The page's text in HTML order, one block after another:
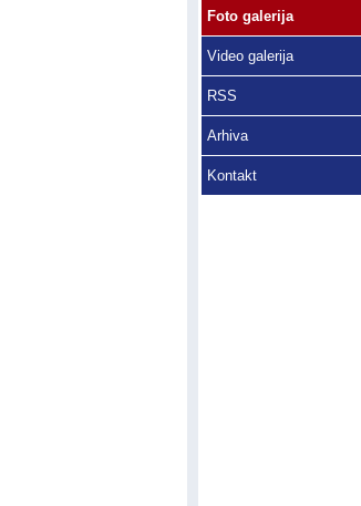
Foto galerija
Video galerija
RSS
Arhiva
Kontakt